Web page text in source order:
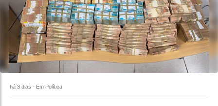
há 3 dias - Em Política